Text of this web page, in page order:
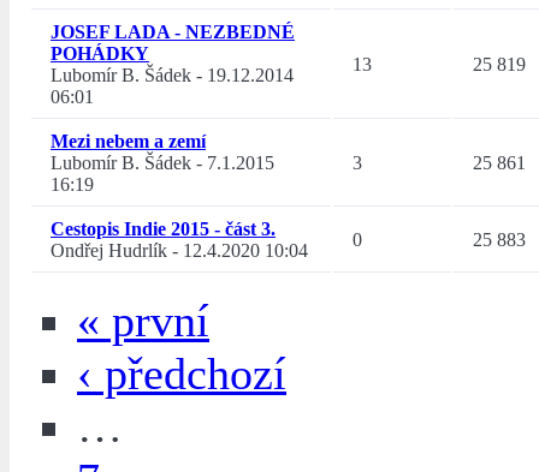
JOSEF LADA - NEZBEDNÉ
POHÁDKY
Lubomír B. Šádek - 19.12.2014
06:01
13 25 819
Mezi nebem a zemí
Lubomír B. Šádek - 7.1.2015
16:19
3 25 861
Cestopis Indie 2015 - část 3.
Ondřej Hudrlík - 12.4.2020 10:04
0 25 883
« první
‹ předchozí
…